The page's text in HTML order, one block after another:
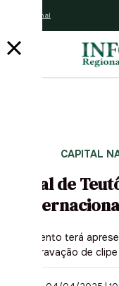
Assine o jornal
CAPITAL
Coral de
Evento terá
gravação de